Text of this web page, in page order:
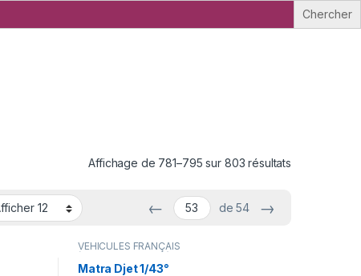
Affichage de 781–795 sur 803 résultats
← de 54 →
VÉHICULES FRANÇAIS
(voitures,camions...)
Matra Djet 1/43°